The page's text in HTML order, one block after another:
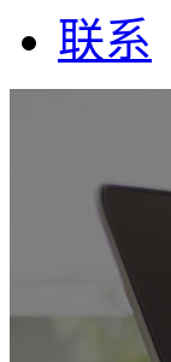
联系